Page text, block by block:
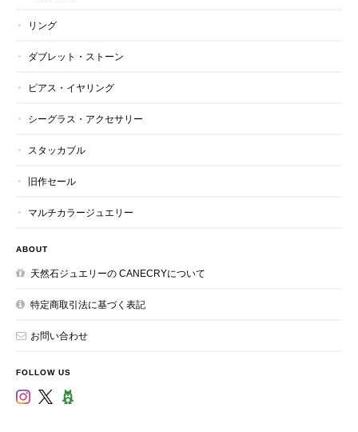
リング
ダブレット・ストーン
ピアス・イヤリング
シーグラス・アクセサリー
スタッカブル
旧作セール
マルチカラージュエリー
ABOUT
天然石ジュエリーの CANECRYについて
特定商取引法に基づく表記
お問い合わせ
FOLLOW US